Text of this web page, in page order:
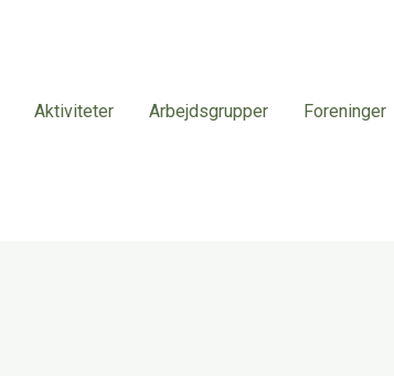
Aktiviteter Arbejdsgrupper Foreninger